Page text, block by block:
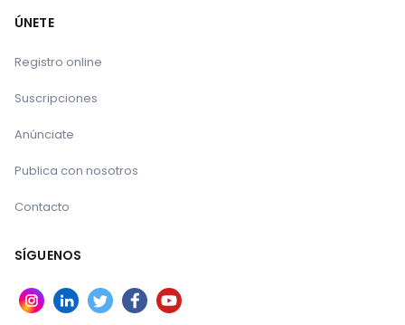
ÚNETE
Registro online
Suscripciones
Anúnciate
Publica con nosotros
Contacto
SÍGUENOS